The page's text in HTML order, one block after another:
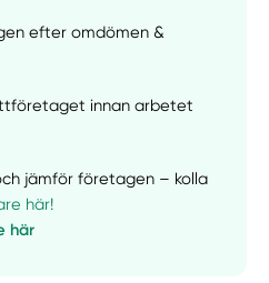
efter omdömen &
innan arbetet
jämför företagen – kolla
här!
här